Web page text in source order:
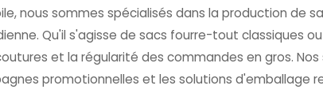
nous sommes spécialisés dans la production de
Qu'il s'agisse de sacs fourre-tout classiques
et la régularité des commandes en gros.
promotionnelles et les solutions d'emballage